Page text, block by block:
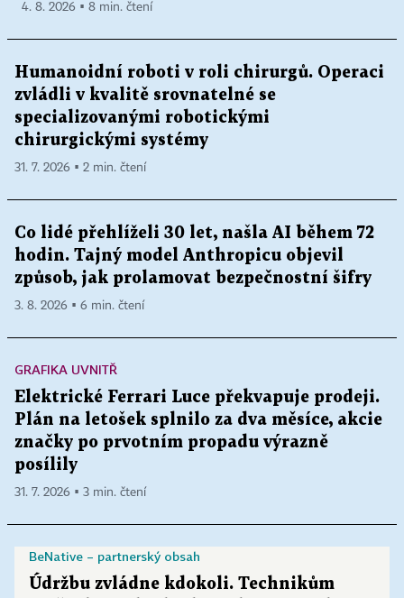
4. 8. 2026 ▪ 8 min. čtení
Humanoidní roboti v roli chirurgů. Operaci
zvládli v kvalitě srovnatelné se
specializovanými robotickými
chirurgickými systémy
31. 7. 2026 ▪ 2 min. čtení
Co lidé přehlíželi 30 let, našla AI během 72
hodin. Tajný model Anthropicu objevil
způsob, jak prolamovat bezpečnostní šifry
3. 8. 2026 ▪ 6 min. čtení
GRAFIKA UVNITŘ
Elektrické Ferrari Luce překvapuje prodeji.
Plán na letošek splnilo za dva měsíce, akcie
značky po prvotním propadu výrazně
posílily
31. 7. 2026 ▪ 3 min. čtení
BeNative – partnerský obsah
Údržbu zvládne kdokoli. Technikům